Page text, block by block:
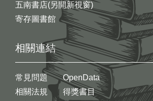
五南書店(另開新視窗)
寄存圖書館
相關連結
常見問題
相關法規
OpenData
得獎書目